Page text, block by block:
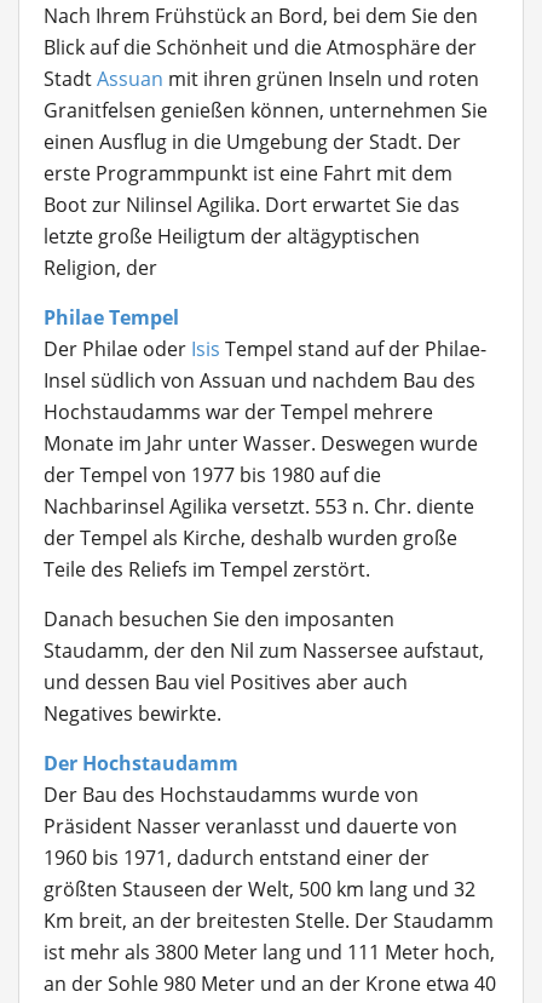
Nach Ihrem Frühstück an Bord, bei dem Sie den
Blick auf die Schönheit und die Atmosphäre der
StadtAssuan mit ihren grünen Inseln und roten
Granitfelsen genießen können, unternehmen Sie
einen Ausflug in die Umgebung der Stadt. Der
erste Programmpunkt ist eine Fahrt mit dem
Boot zur Nilinsel Agilika. Dort erwartet Sie das
letzte große Heiligtum der altägyptischen
Religion, der
Philae Tempel
Der Philae oder Isis Tempel stand auf der Philae-
Insel südlich von Assuan und nachdem Bau des
Hochstaudamms war der Tempel mehrere
Monate im Jahr unter Wasser. Deswegen wurde
der Tempel von 1977 bis 1980 auf die
Nachbarinsel Agilika versetzt. 553 n. Chr. diente
der Tempel als Kirche, deshalb wurden große
Teile des Reliefs im Tempel zerstört.
Danach besuchen Sie den imposanten
Staudamm, der den Nil zum Nassersee aufstaut,
und dessen Bau viel Positives aber auch
Negatives bewirkte.
Der Hochstaudamm
Der Bau des Hochstaudamms wurde von
Präsident Nasser veranlasst und dauerte von
1960 bis 1971, dadurch entstand einer der
größten Stauseen der Welt, 500 km lang und 32
Km breit, an der breitesten Stelle. Der Staudamm
ist mehr als 3800 Meter lang und 111 Meter hoch,
an der Sohle 980 Meter und an der Krone etwa 40